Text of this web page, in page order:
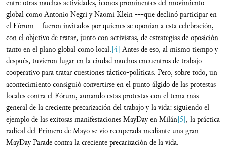
entre otras muchas actividades, iconos prominentes del movimiento
global como Antonio Negri y Naomi Klein ---que declinó participar en
el Fórum-- fueron invitados por quienes se oponían a esta celebración,
con el objetivo de tratar, junto con activistas, de estrategias de oposición
tanto en el plano global como local.[4] Antes de eso, al mismo tiempo y
después, tuvieron lugar en la ciudad muchos encuentros de trabajo
cooperativo para tratar cuestiones táctico-políticas. Pero, sobre todo, un
acontecimiento consiguió convertirse en el punto álgido de las protestas
locales contra el Fórum, aunando estas protestas con el tema más
general de la creciente precarización del trabajo y la vida: siguiendo el
ejemplo de las exitosas manifestaciones MayDay en Milán[5], la práctica
radical del Primero de Mayo se vio recuperada mediante una gran
MayDay Parade contra la creciente precarización de la vida.